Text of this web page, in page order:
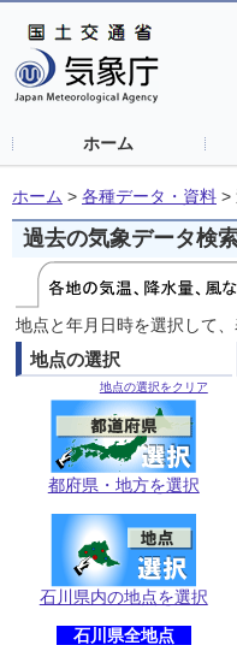
ホーム
ホーム > 各種データ・資料 >
過去の気象データ検
地点と年月日時を選択して
地点の選択
地点の選択をクリア
都府県・地方を選択
石川県内の地点を選択
石川県全地点